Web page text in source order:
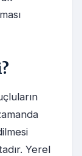
Yerel